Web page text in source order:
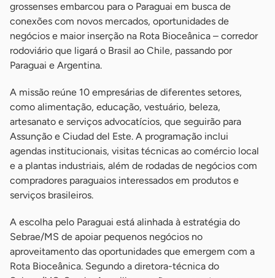
grossenses embarcou para o Paraguai em busca de
conexões com novos mercados, oportunidades de
negócios e maior inserção na Rota Bioceânica – corredor
rodoviário que ligará o Brasil ao Chile, passando por
Paraguai e Argentina.
A missão reúne 10 empresárias de diferentes setores,
como alimentação, educação, vestuário, beleza,
artesanato e serviços advocatícios, que seguirão para
Assunção e Ciudad del Este. A programação inclui
agendas institucionais, visitas técnicas ao comércio local
e a plantas industriais, além de rodadas de negócios com
compradores paraguaios interessados em produtos e
serviços brasileiros.
A escolha pelo Paraguai está alinhada à estratégia do
Sebrae/MS de apoiar pequenos negócios no
aproveitamento das oportunidades que emergem com a
Rota Bioceânica. Segundo a diretora-técnica do